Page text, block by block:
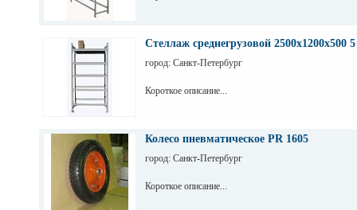
Стеллаж среднегрузовой 2500х1200х500
город: Санкт-Петербург
Короткое описание...
Колесо пневматическое PR 1605
город: Санкт-Петербург
Короткое описание...